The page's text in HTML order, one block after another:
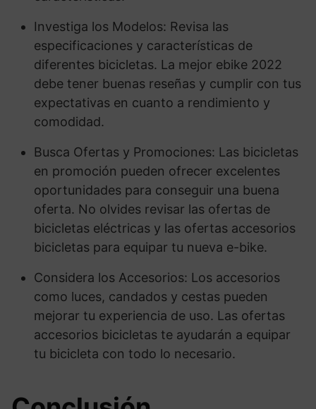
Investiga los Modelos: Revisa las
especificaciones y características de
diferentes bicicletas. La mejor ebike 2022
debe tener buenas reseñas y cumplir con tus
expectativas en cuanto a rendimiento y
comodidad.
Busca Ofertas y Promociones: Las bicicletas
en promoción pueden ofrecer excelentes
oportunidades para conseguir una buena
oferta. No olvides revisar las ofertas de
bicicletas eléctricas y las ofertas accesorios
bicicletas para equipar tu nueva e-bike.
Considera los Accesorios: Los accesorios
como luces, candados y cestas pueden
mejorar tu experiencia de uso. Las ofertas
accesorios bicicletas te ayudarán a equipar
tu bicicleta con todo lo necesario.